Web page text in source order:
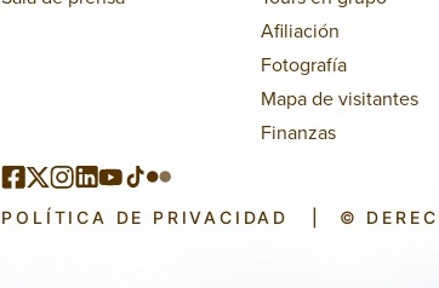
Afiliación
Fotografía
Mapa de visitantes
Finanzas
POLÍTICA DE PRIVACIDAD ©